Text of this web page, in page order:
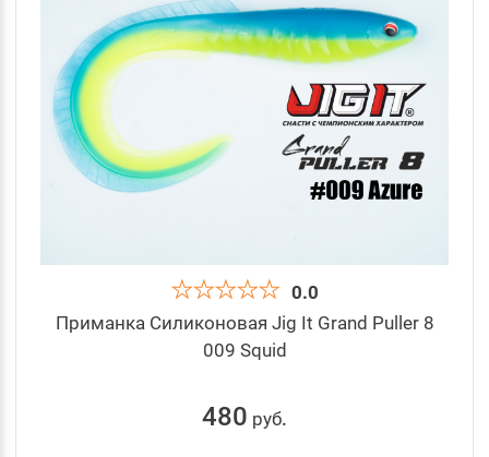
0.0
Приманка Силиконовая Jig It Grand Puller 8
009 Squid
480 руб.